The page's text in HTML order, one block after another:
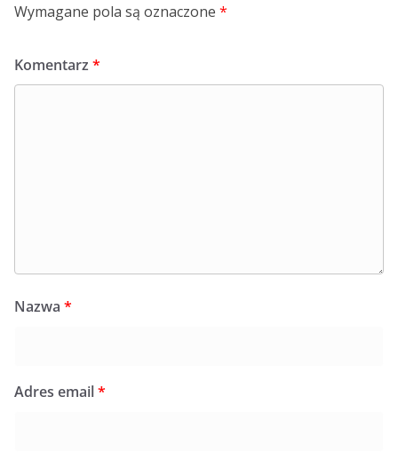
Wymagane pola są oznaczone *
Komentarz *
Nazwa *
Adres email*